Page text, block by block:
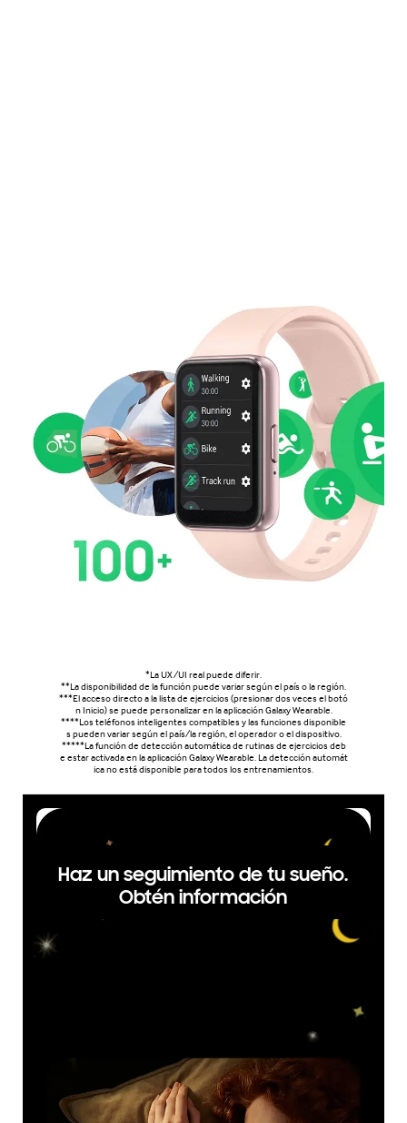
*La UX/UI real puede diferir.
**La disponibilidad de la función puede variar según el país o la región.
***El acceso directo a la lista de ejercicios (presionar dos veces el botó
n Inicio) se puede personalizar en la aplicación Galaxy Wearable.
****Los teléfonos inteligentes compatibles y las funciones disponible
s pueden variar según el país/la región, el operador o el dispositivo.
*****La función de detección automática de rutinas de ejercicios deb
e estar activada en la aplicación Galaxy Wearable. La detección automát
ica no está disponible para todos los entrenamientos.
Haz un seguimiento de tu sueño.
Obtén información